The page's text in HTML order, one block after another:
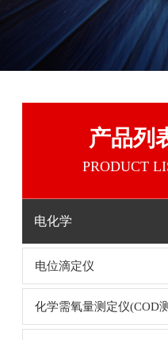
产品列
PRODUCT
电化学
电位滴定仪
化学需氧量测定仪(COD